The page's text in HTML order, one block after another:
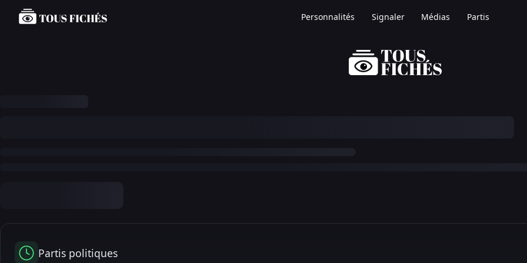
Personnalités Signaler Médias Partis
Partis politiques